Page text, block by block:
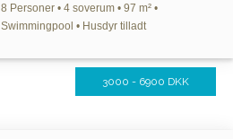
8 Personer • 4 soverum • 97 m² •
Swimmingpool • Husdyr tilladt
3000 - 6900 DKK